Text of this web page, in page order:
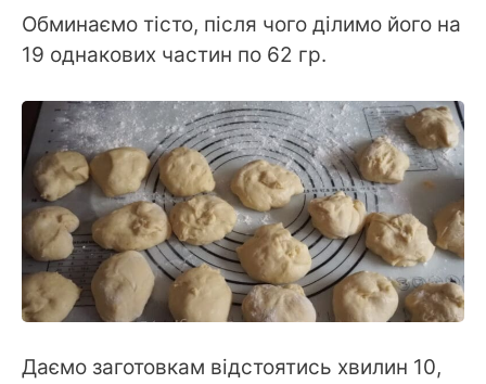
Обминаємо тісто, після чого ділимо його на
19 однакових частин по 62 гр.
Даємо заготовкам відстоятись хвилин 10,